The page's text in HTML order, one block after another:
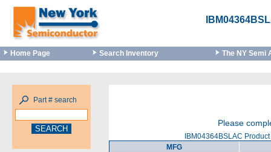
Home Page Search Inventory The NY Semi
Part # search
Please
IBM04364BSLAC
MFG